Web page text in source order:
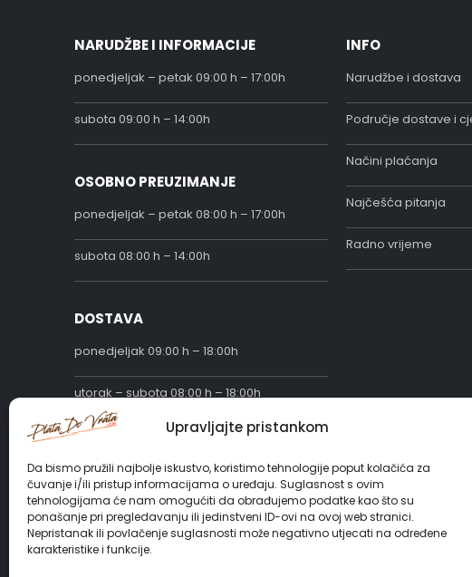
Upravljajte pristankom
Da bismo pružili najbolje iskustvo, koristimo tehnologije poput kolačića za
čuvanje i/ili pristup informacijama o uređaju. Suglasnost s ovim
tehnologijama će nam omogućiti da obrađujemo podatke kao što su
ponašanje pri pregledavanju ili jedinstveni ID-ovi na ovoj web stranici.
Nepristanak ili povlačenje suglasnosti može negativno utjecati na određene
karakteristike i funkcije.
NARUDŽBE I INFORMACIJE
ponedjeljak – petak 09:00 h – 17:00h
subota 09:00 h – 14:00h
OSOBNO PREUZIMANJE
ponedjeljak – petak 08:00 h – 17:00h
subota 08:00 h – 14:00h
DOSTAVA
ponedjeljak 09:00 h – 18:00h
utorak – subota 08:00 h – 18:00h
INFO
Narudžbe i dostava
Područje dostave i
Načini plaćanja
Najčešća pitanja
Radno vrijeme